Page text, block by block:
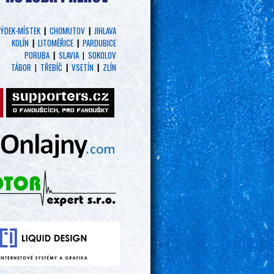
MÍSTEK| CHOMUTOV | JIHLAVA
KOLÍN | LITOMĚŘICE | PARDUBICE
PORUBA | SLAVIA | SOKOLOV
TÁBOR | TŘEBÍČ | VSETÍN | ZLÍN